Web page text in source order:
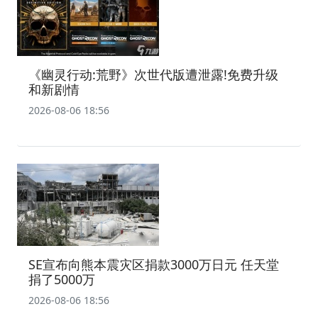
《幽灵行动:荒野》次世代版遭泄露!免费升级
和新剧情
2026-08-06 18:56
SE宣布向熊本震灾区捐款3000万日元 任天堂
捐了5000万
2026-08-06 18:56